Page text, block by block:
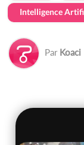
Intelligence
Par Koaci